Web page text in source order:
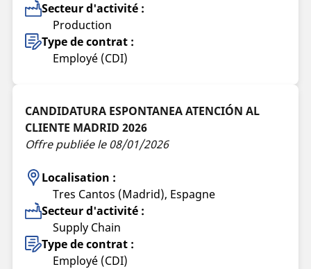
Secteur d'activité :
Production
Type de contrat :
Employé (CDI)
CANDIDATURA ESPONTANEA ATENCIÓN AL
CLIENTE MADRID 2026
Offre publiée le 08/01/2026
Localisation :
Tres Cantos (Madrid), Espagne
Secteur d'activité :
Supply Chain
Type de contrat :
Employé (CDI)